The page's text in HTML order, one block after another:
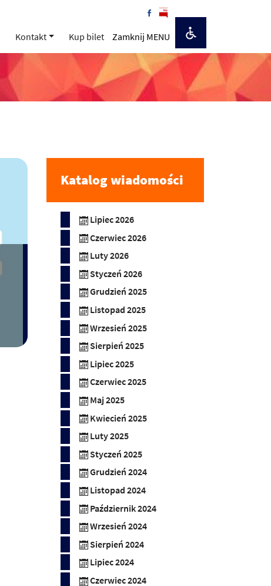
Kontakt Kup bilet Zamknij MENU
Katalog wiadomości
Lipiec 2026
Czerwiec 2026
Luty 2026
Styczeń 2026
Grudzień 2025
Listopad 2025
Wrzesień 2025
Sierpień 2025
Lipiec 2025
Czerwiec 2025
Maj 2025
Kwiecień 2025
Luty 2025
Styczeń 2025
Grudzień 2024
Listopad 2024
Październik 2024
Wrzesień 2024
Sierpień 2024
Lipiec 2024
Czerwiec 2024